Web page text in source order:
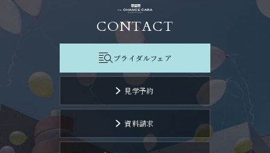
CONTACT
ブライダルフェア
見学予約
資料請求